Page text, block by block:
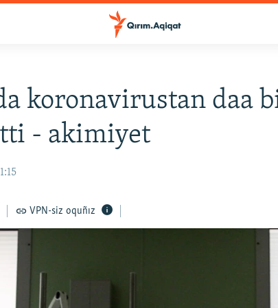
koronavirustan daa
- akimiyet
VPN-siz oquñız